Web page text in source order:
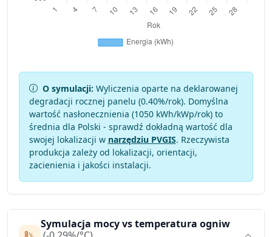
O symulacji: Wyliczenia oparte na deklarowanej
degradacji rocznej panelu (0.40%/rok). Domyślna
wartość nasłonecznienia (1050 kWh/kWp/rok) to
średnia dla Polski - sprawdź dokładną wartość dla
swojej lokalizacji w narzędziu PVGIS. Rzeczywista
produkcja zależy od lokalizacji, orientacji,
zacienienia i jakości instalacji.
Symulacja mocy vs temperatura ogniw